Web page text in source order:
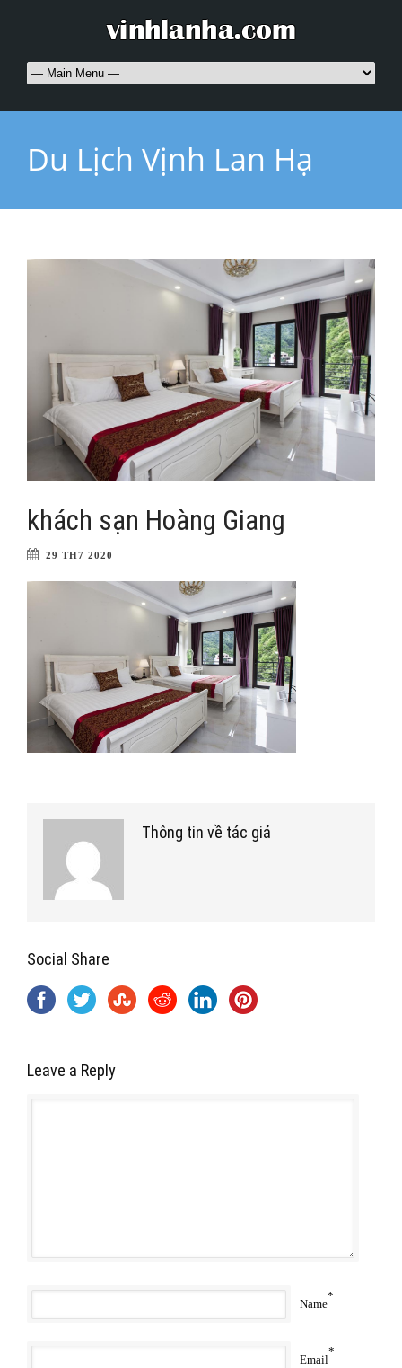
Du Lịch Vịnh Lan Hạ
khách sạn Hoàng Giang
29 TH7 2020
Thông tin về tác giả
Social Share
Leave a Reply
Name
*
Email
*